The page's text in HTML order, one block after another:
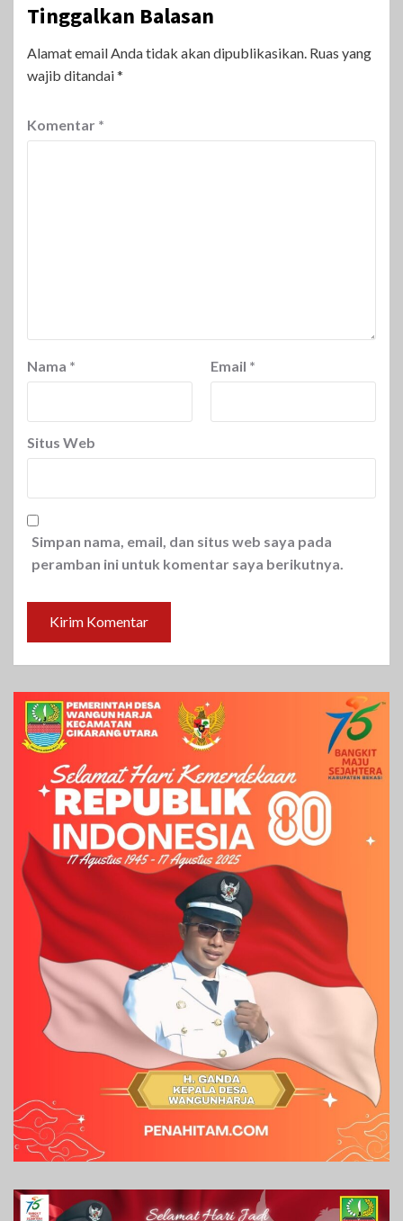
Tinggalkan Balasan
Alamat email Anda tidak akan dipublikasikan. Ruas yang
wajib ditandai*
Komentar *
Nama * Email *
Situs Web
Simpan nama, email, dan situs web saya pada
peramban ini untuk komentar saya berikutnya.